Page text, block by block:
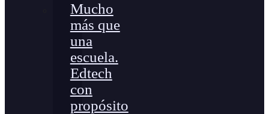
Mucho
más que
una
escuela.
Edtech
con
propósito